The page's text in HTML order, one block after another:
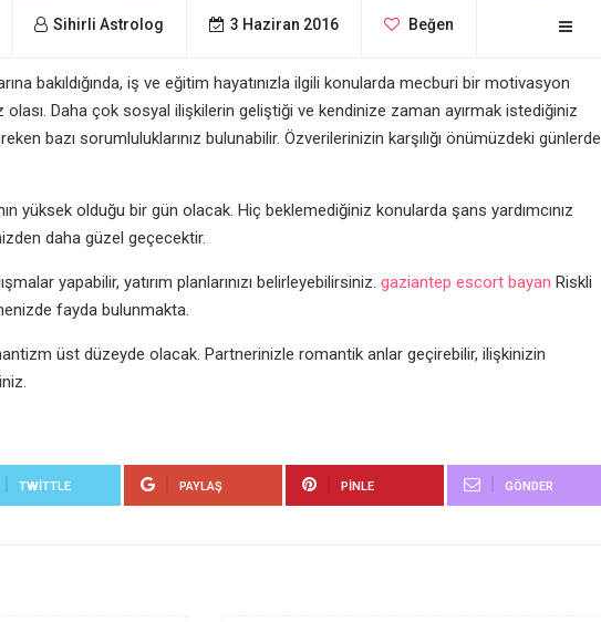
Sihirli Astrolog 3 Haziran 2016 Beğen
bakıldığında, iş ve eğitim hayatınızla ilgili konularda mecburi bir motivasyon
olası. Daha çok sosyal ilişkilerin geliştiği ve kendinize zaman ayırmak istediğiniz
bazı sorumluluklarınız bulunabilir. Özverilerinizin karşılığı önümüzdeki günlerde
yüksek olduğu bir gün olacak. Hiç beklemediğiniz konularda şans yardımcınız
daha güzel geçecektir.
yapabilir, yatırım planlarınızı belirleyebilirsiniz. gaziantep escort bayan Riskli
fayda bulunmakta.
üst düzeyde olacak. Partnerinizle romantik anlar geçirebilir, ilişkinizin
TWITTLE PAYLAŞ PINLE GÖNDER